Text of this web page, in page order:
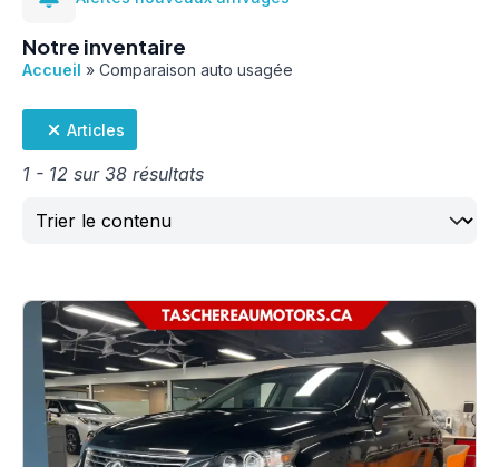
Notre inventaire
Accueil » Comparaison auto usagée
Articles
1 - 12 sur 38 résultats
Trier